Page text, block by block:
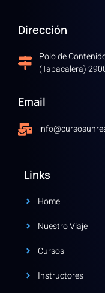
Dirección
Polo de
(Tabacalera)
Email
Links
Home
Nuestro Viaje
Cursos
Instructores